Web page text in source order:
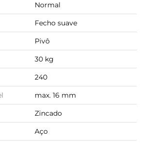
Normal
Fecho suave
Pivô
30 kg
240
max. 16 mm
Zincado
Aço